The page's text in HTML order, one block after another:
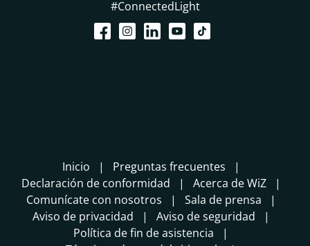
#ConnectedLight
Inicio
Preguntas frecuentes
Declaración de conformidad
Acerca de WiZ
Comunícate con nosotros
Sala de prensa
Aviso de privacidad
Aviso de seguridad
Política de fin de asistencia